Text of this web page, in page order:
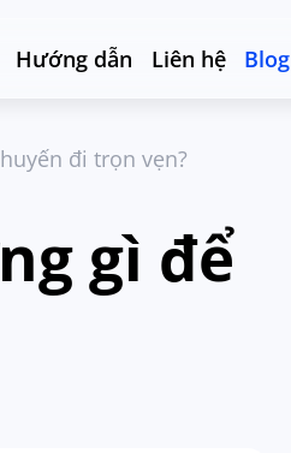
Hướng dẫn Liên hệ Blog
đi trọn vẹn?
gì để